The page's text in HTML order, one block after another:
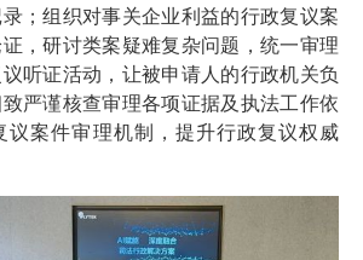
；组织对事关企业利益的行政复议案
，研讨类案疑难复杂问题，统一审理
听证活动，让被申请人的行政机关负
严谨核查审理各项证据及执法工作依
议案件审理机制，提升行政复议权威